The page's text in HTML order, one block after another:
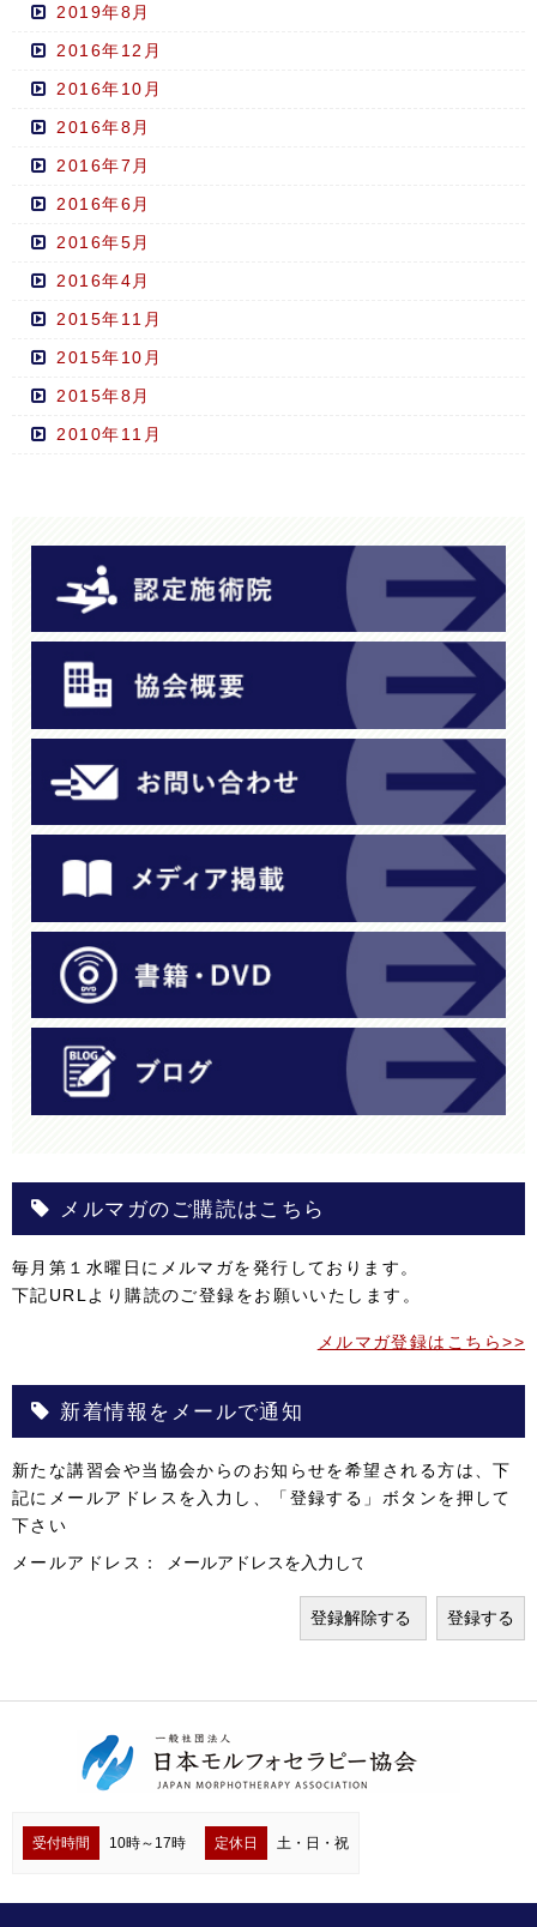
2019年8月
2016年12月
2016年10月
2016年8月
2016年7月
2016年6月
2016年5月
2016年4月
2015年11月
2015年10月
2015年8月
2010年11月
メルマガのご購読はこちら
毎月第１水曜日にメルマガを発行しております。
下記URLより購読のご登録をお願いいたします。
メルマガ登録はこちら>>
新着情報をメールで通知
新たな講習会や当協会からのお知らせを希望される方は、下
記にメールアドレスを入力し、「登録する」ボタンを押して
下さい
メールアドレス：
受付時間 10時～17時 定休日 土・日・祝